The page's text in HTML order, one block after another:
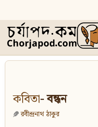
কবিতা- বন্ধন
রবীন্দ্রনাথ ঠাকুর